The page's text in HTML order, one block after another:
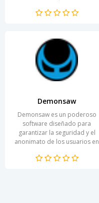
participación en comunidades
Demonsaw
Demonsaw es un poderoso
software diseñado para
garantizar la seguridad y el
anonimato de los usuarios en
de datos, esta...